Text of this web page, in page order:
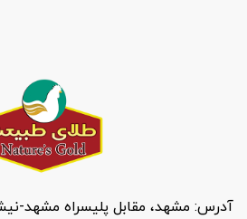
آدرس: مشهد، مقابل پلیسراه مشهد-